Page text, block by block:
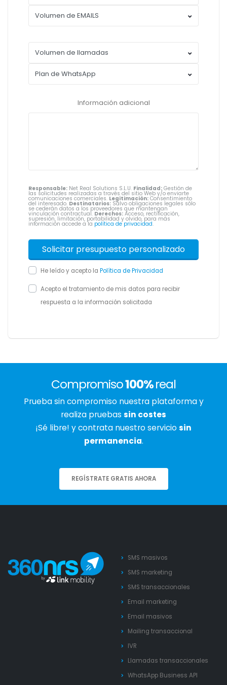
Información adicional
Responsable: Net Real Solutions S.L.U. Finalidad: Gestión de
las solicitudes realizadas a través del sitio Web y/o enviarte
comunicaciones comerciales. Legitimación: Consentimiento
del interesado. Destinatarios: Salvo obligaciones legales sólo
se cederán datos a los proveedores que mantengan
vinculación contractual. Derechos: Acceso, rectificación,
supresión, limitación, portabilidad y olvido, para más
información accede a la política de privacidad.
He leído y acepto la Política de Privacidad
Acepto el tratamiento de mis datos para recibir
respuesta a la información solicitada
Compromiso100%real
Prueba sin compromiso nuestra plataforma y
realiza pruebas sin costes
¡Sé libre! y contrata nuestro serviciosin
permanencia.
REGÍSTRATE GRATIS AHORA
SMS masivos
SMS marketing
SMS transaccionales
Email marketing
Email masivos
Mailing transaccional
IVR
Llamadas transaccionales
WhatsApp Business API